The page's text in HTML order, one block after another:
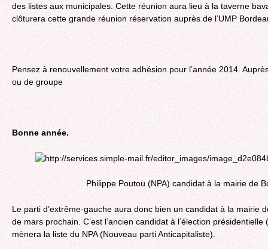
des listes aux municipales. Cette réunion aura lieu à la taverne
clôturera cette grande réunion réservation auprès de l’UMP
Pensez à renouvellement votre adhésion pour l’année 2014.
ou de groupe
Bonne année.
Philippe Poutou (NPA) candidat à la mairie de
Le parti d’extrême-gauche aura donc bien un candidat à la mairie
de mars prochain. C’est l’ancien candidat à l’élection
mènera la liste du NPA (Nouveau parti Anticapitaliste).